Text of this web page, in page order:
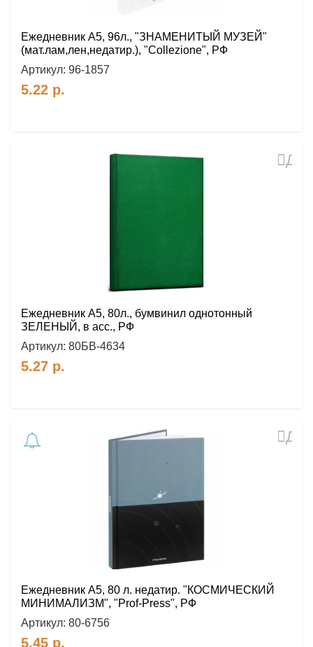
Ежедневник А5, 96л., "ЗНАМЕНИТЫЙ МУЗЕЙ"
(мат.лам,лен,недатир.), "Collezione", РФ
Артикул: 96-1857
5.22 р.
Ежедневник А5, 80л., бумвинил однотонный
ЗЕЛЕНЫЙ, в асс., РФ
Артикул: 80БВ-4634
5.27 р.
Ежедневник A5, 80 л. недатир. "КОСМИЧЕСКИЙ
МИНИМАЛИЗМ", "Prof-Press", РФ
Артикул: 80-6756
5.45 р.